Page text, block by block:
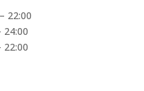
22:00
24:00
22:00